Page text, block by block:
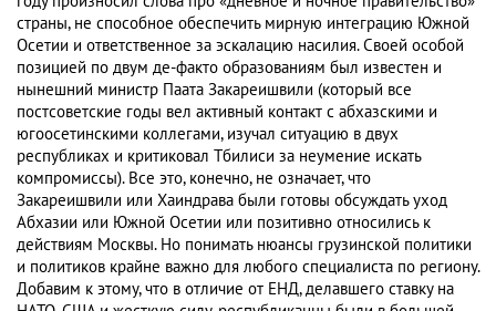
страны, не способное обеспечить мирную интеграцию Южной
Осетии и ответственное за эскалацию насилия. Своей особой
позицией по двум де-факто образованиям был известен и
нынешний министр Паата Закареишвили (который все
постсоветские годы вел активный контакт с абхазскими и
югоосетинскими коллегами, изучал ситуацию в двух
республиках и критиковал Тбилиси за неумение искать
компромиссы). Все это, конечно, не означает, что
Закареишвили или Хаиндрава были готовы обсуждать уход
Абхазии или Южной Осетии или позитивно относились к
действиям Москвы. Но понимать нюансы грузинской политики
и политиков крайне важно для любого специалиста по региону.
Добавим к этому, что в отличие от ЕНД, делавшего ставку на